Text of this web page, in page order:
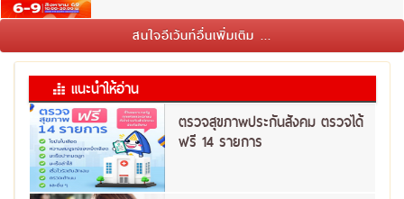
สนใจอีเว้นท์อื่นเพิ่มเติม ...
แนะนำให้อ่าน
ตรวจสุขภาพประกันสังคม ตรวจได้
ฟรี 14 รายการ